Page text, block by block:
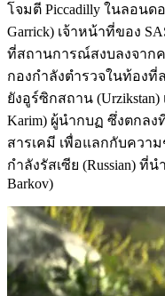
โจมตี Piccadilly ในลอนด
Garrick) เจ้าหน้าที่ของ
ที่สถานการณ์สงบลงจาก
กองกำลังตำรวจในท้อง
ยังอูร์ซิกสถาน
Karim) ผู้นำกบฏ ซึ่งตกลง
สารเคมี เพื่อแลกกับควา
กำลังรัสเซีย (Russian) ที่
Barkov)